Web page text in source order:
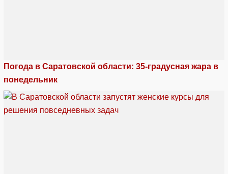
Погода в Саратовской области: 35-градусная жара в
понедельник